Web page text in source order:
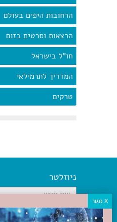
הרחובות היפים בעולם
הרצאות וסרטים בזום
חו"ל בישראל
המדריך לתרמילאי
טרקים
ניוזלטר